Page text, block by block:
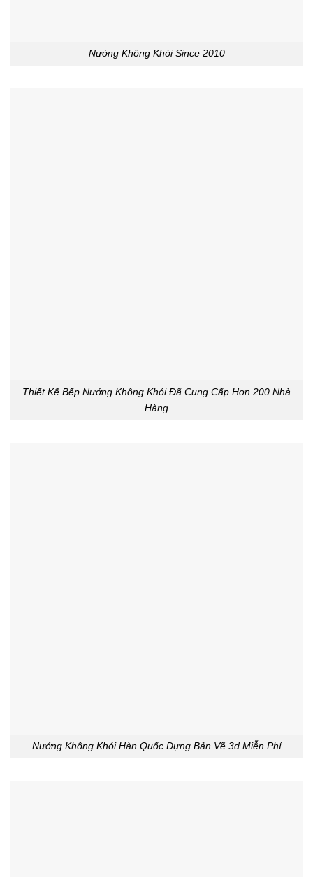
Nướng Không Khói Since 2010
Thiết Kế Bếp Nướng Không Khói Đã Cung Cấp Hơn 200 Nhà
Hàng
Nướng Không Khói Hàn Quốc Dựng Bản Vẽ 3d Miễn Phí